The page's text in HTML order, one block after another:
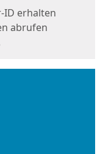
ID erhalten
abrufen